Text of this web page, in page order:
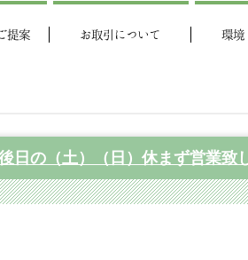
提案 お取引について 環境
日の（土）（日）休まず営業致